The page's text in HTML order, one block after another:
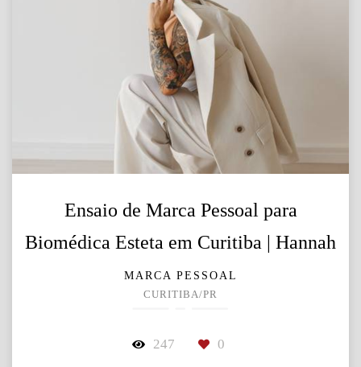
Ensaio de Marca Pessoal para
Biomédica Esteta em Curitiba | Hannah
MARCA PESSOAL
CURITIBA/PR
247 0